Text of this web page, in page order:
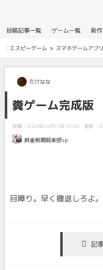
投稿記事一覧 ゲーム一覧 新
エスピーゲーム スマホゲームアプ
たけなな
糞ゲーム完成版
投稿：2026年04月12日 01:00 更新：
麻雀格闘倶楽部sp
目障り。早く撤退しろよ。
記